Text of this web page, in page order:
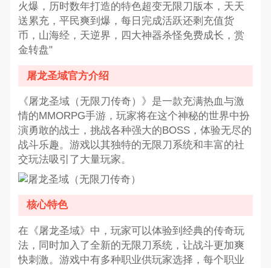
火爆，历时数年打造的特色超变无限刀版本，天天
送累充，平民爽到爆，每日完成活跃还剩充值货
币，山海经，天逆界，四大神器杀怪免费成长，赏
金转盘"
屠龙圣域官方介绍
《屠龙圣域（无限刀传奇）》是一款充满热血与激
情的MMORPG手游，玩家将在这个神秘的世界中扮
演勇敢的战士，挑战各种强大的BOSS，体验无尽的
战斗乐趣。游戏以其独特的无限刀系统和丰富的社
交玩法吸引了大量玩家。
核心特色
在《屠龙圣域》中，玩家可以体验到经典的传奇玩
法，同时加入了全新的无限刀系统，让战斗更加爽
快刺激。游戏中有多种职业供玩家选择，每个职业